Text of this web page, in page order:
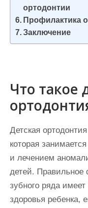
ортодонтии
Профилактика
Заключение
Что такое
Детская
которая
и лечением
детей. Правильное
зубного ряда
здоровья ребенка,